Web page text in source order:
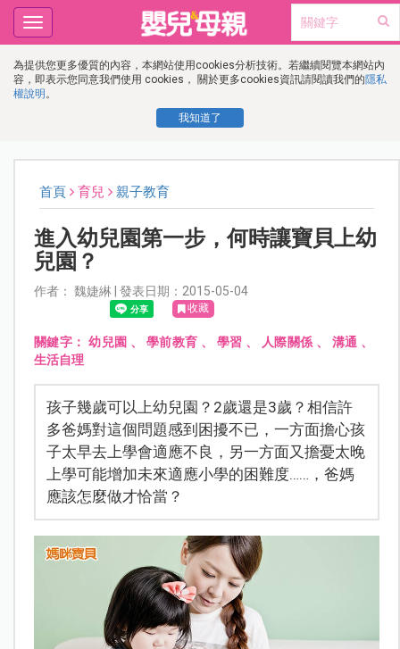
為提供您更多優質的內容，本網站使用cookies分析技術。若繼續閱覽本網站內
容，即表示您同意我們使用 cookies， 關於更多cookies資訊請閱讀我們的隱私
權說明 。
我知道了
Toggle
navigation
首頁 育兒 親子教育
進入幼兒園第一步，何時讓寶貝上幼
兒園？
作者： 魏婕綝 | 發表日期：2015-05-04
收藏
關鍵字：幼兒園 、 學前教育 、 學習 、 人際關係 、 溝通 、
生活自理
孩子幾歲可以上幼兒園？2歲還是3歲？相信許
多爸媽對這個問題感到困擾不已，一方面擔心孩
子太早去上學會適應不良，另一方面又擔憂太晚
上學可能增加未來適應小學的困難度……，爸媽
應該怎麼做才恰當？